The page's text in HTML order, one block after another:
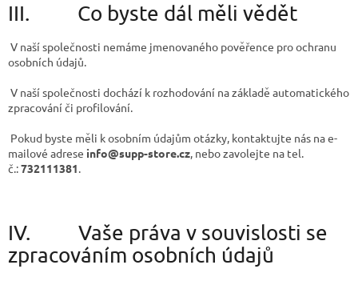
III. Co byste dál měli vědět
V naší společnosti nemáme jmenovaného pověřence pro ochranu
osobních údajů.
V naší společnosti dochází k rozhodování na základě automatického
zpracování či profilování.
Pokud byste měli k osobním údajům otázky, kontaktujte nás na e-
mailové adrese info@supp-store.cz, nebo zavolejte na tel.
č.:732111381.
IV. Vaše práva v souvislosti se
zpracováním osobních údajů